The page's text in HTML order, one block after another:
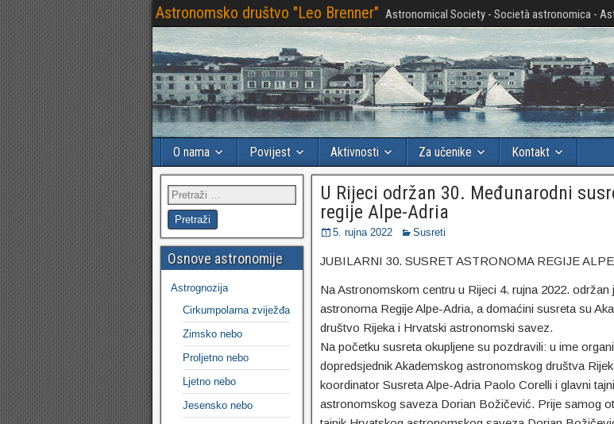
Astronomsko društvo "Leo Brenner" Astronomical Society - Società astronomica -
O nama Povijest Aktivnosti Za učenike Kontakt
U Rijeci održan 30. Međunarodni
regije Alpe-Adria
5. rujna 2022 Susreti
JUBILARNI 30. SUSRET ASTRONOMA REGIJE
Na Astronomskom centru u Rijeci 4. rujna 2022. održan
astronoma Regije Alpe-Adria, a domaćini susreta su
društvo Rijeka i Hrvatski astronomski savez.
Na početku susreta okupljene su pozdravili: u ime
dopredsjednik Akademskog astronomskog društva
koordinator Susreta Alpe-Adria Paolo Corelli i glavni
astronomskog saveza Dorian Božičević. Prije samog
Osnove astronomije
Astrognozija
Cirkumpolarna zviježđa
Zimsko nebo
Proljetno nebo
Ljetno nebo
Jesensko nebo